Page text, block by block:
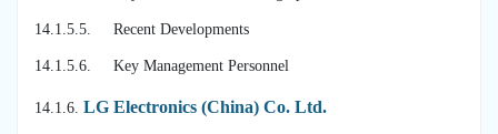
14.1.5.5. Recent Developments
14.1.5.6. Key Management Personnel
14.1.6. LG Electronics (China) Co. Ltd.